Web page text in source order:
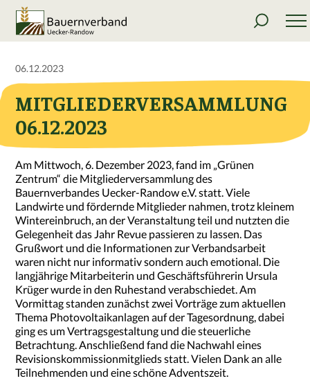
06.12.2023
MITGLIEDERVERSAMMLUNG
06.12.2023
Am Mittwoch, 6. Dezember 2023, fand im „Grünen
Zentrum“ die Mitgliederversammlung des
Bauernverbandes Uecker-Randow e.V. statt. Viele
Landwirte und fördernde Mitglieder nahmen, trotz kleinem
Wintereinbruch, an der Veranstaltung teil und nutzten die
Gelegenheit das Jahr Revue passieren zu lassen. Das
Grußwort und die Informationen zur Verbandsarbeit
waren nicht nur informativ sondern auch emotional. Die
langjährige Mitarbeiterin und Geschäftsführerin Ursula
Krüger wurde in den Ruhestand verabschiedet. Am
Vormittag standen zunächst zwei Vorträge zum aktuellen
Thema Photovoltaikanlagen auf der Tagesordnung, dabei
ging es um Vertragsgestaltung und die steuerliche
Betrachtung. Anschließend fand die Nachwahl eines
Revisionskommissionmitglieds statt. Vielen Dank an alle
Teilnehmenden und eine schöne Adventszeit.